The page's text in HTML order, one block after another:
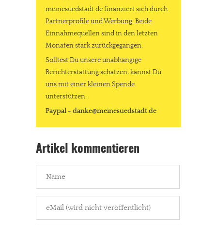
meinesuedstadt.de finanziert sich durch
Partnerprofile und Werbung. Beide
Einnahmequellen sind in den letzten
Monaten stark zurückgegangen.
Solltest Du unsere unabhängige
Berichterstattung schätzen, kannst Du
uns mit einer kleinen Spende
unterstützen.
Paypal - danke@meinesuedstadt.de
Artikel kommentieren